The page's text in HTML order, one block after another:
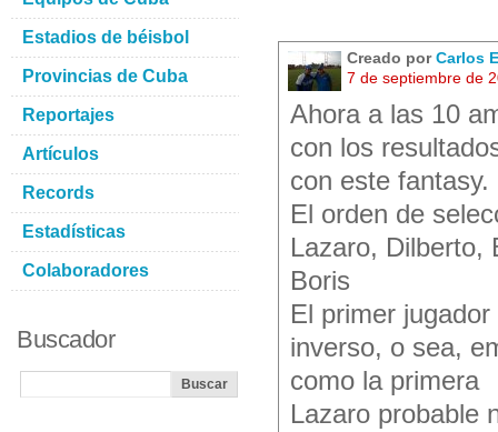
Creado porCarlos
7 de septiembre de
Ahora a las 10
con los
con este fantasy.
El orden de
Lazaro, Dilberto,
Boris
El primer
inverso, o sea,
como la primera
Lazaro probable
Estadios de béisbol
Provincias de Cuba
Reportajes
Artículos
Records
Estadísticas
Colaboradores
Buscador